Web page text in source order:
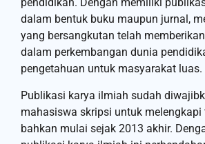
dalam bentuk buku maupun jurnal,
yang bersangkutan telah
dalam perkembangan dunia
pengetahuan untuk masyarakat luas.
Publikasi karya ilmiah sudah
mahasiswa skripsi untuk melengkapi
bahkan mulai sejak 2013 akhir.